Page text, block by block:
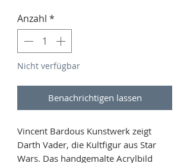
Anzahl *
Nicht verfügbar
Benachrichtigen lassen
Vincent Bardous Kunstwerk zeigt
Darth Vader, die Kultfigur aus Star
Wars. Das handgemalte Acrylbild